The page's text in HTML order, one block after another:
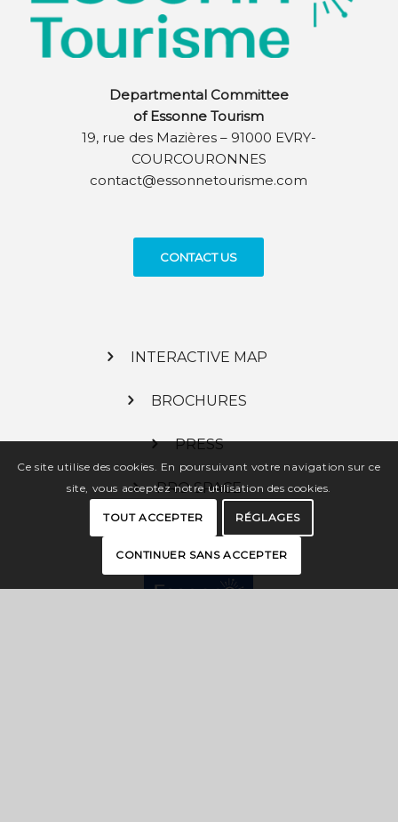
Departmental Committee
of Essonne Tourism
19, rue des Mazières – 91000 EVRY-
COURCOURONNES
contact@essonnetourisme.com
CONTACT US
INTERACTIVE MAP
BROCHURES
PRESS
PRO SPACE
Ce site utilise des cookies. En poursuivant votre navigation sur ce
site, vous acceptez notre utilisation des cookies.
TOUT ACCEPTER RÉGLAGES
CONTINUER SANS ACCEPTER